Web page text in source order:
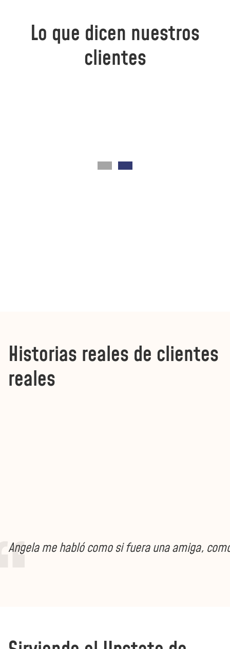
Lo que dicen nuestros
clientes
Historias reales de clientes
reales
Angela me habló como si fuera una amiga,